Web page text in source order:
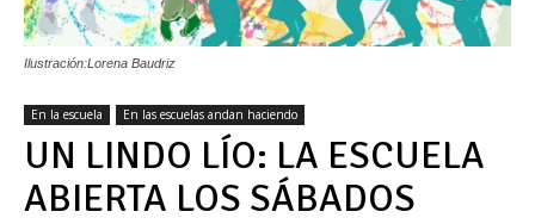
Ilustración:Lorena Baudriz
En la escuela En las escuelas andan haciendo
UN LINDO LÍO: LA ESCUELA
ABIERTA LOS SÁBADOS